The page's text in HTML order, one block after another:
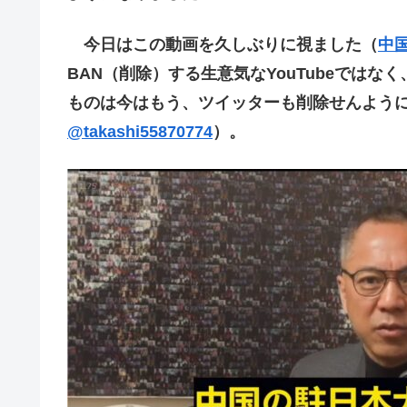
今日はこの動画を久しぶりに視ました（中
BAN（削除）する生意気なYouTubeではな
ものは今はもう、ツイッターも削除せんよう
@takashi55870774）。